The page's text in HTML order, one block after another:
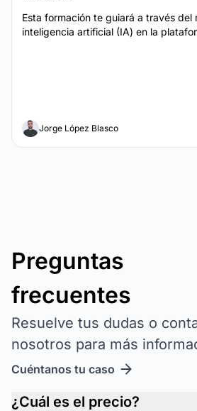
Esta formación te guiará a través del
inteligencia artificial (IA) en la
Jorge López Blasco
Preguntas
frecuentes
Resuelve tus dudas o
nosotros para más
Cuéntanos tu caso
¿Cuál es el precio?